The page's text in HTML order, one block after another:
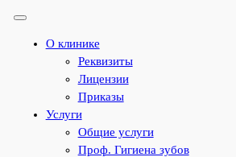
О клинике
Реквизиты
Лицензии
Приказы
Услуги
Общие услуги
Проф. Гигиена зубов